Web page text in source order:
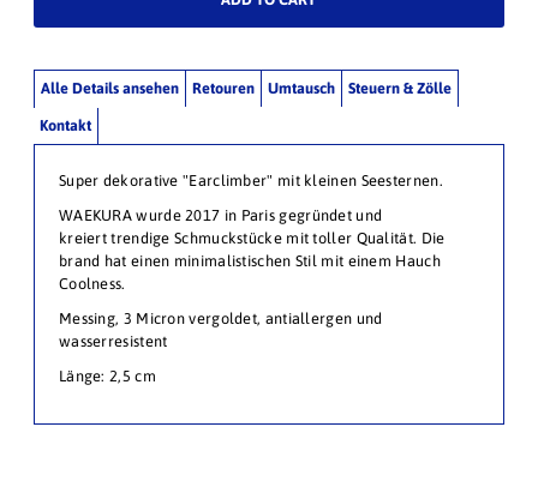
Alle Details ansehen Retouren Umtausch Steuern & Zölle
Kontakt
Super dekorative "Earclimber" mit kleinen Seesternen.
WAEKURA wurde 2017 in Paris gegründet und
kreiert trendige Schmuckstücke mit toller Qualität. Die
brand hat einen minimalistischen Stil mit einem Hauch
Coolness.
Messing, 3 Micron vergoldet, antiallergen und
wasserresistent
Länge: 2,5 cm